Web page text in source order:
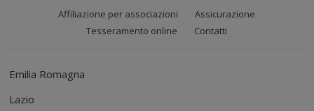
Affiliazione per associazioni
Assicurazione
Tesseramento online
Contatti
Emilia Romagna
Lazio